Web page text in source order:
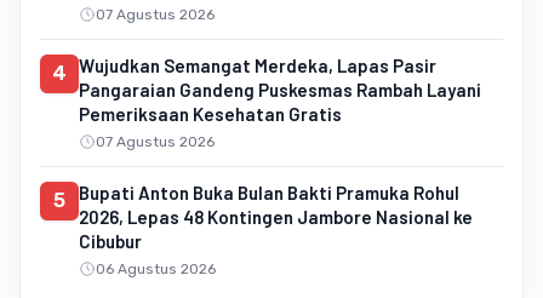
07 Agustus 2026
4
Wujudkan Semangat Merdeka, Lapas Pasir
Pangaraian Gandeng Puskesmas Rambah Layani
Pemeriksaan Kesehatan Gratis
07 Agustus 2026
5
Bupati Anton Buka Bulan Bakti Pramuka Rohul
2026, Lepas 48 Kontingen Jambore Nasional ke
Cibubur
06 Agustus 2026